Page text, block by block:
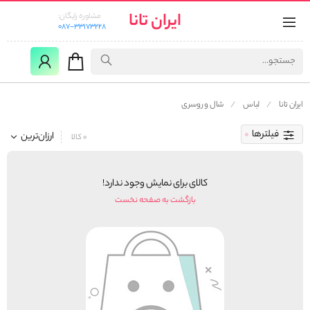
ایران تانا
مشاوره رایگان:
087-33173228
ایران تانا لباس شال و روسری
فیلترها ارزان‌ترین 0 کالا
کالای برای نمایش وجود ندارد!
بازگشت به صفحه نخست